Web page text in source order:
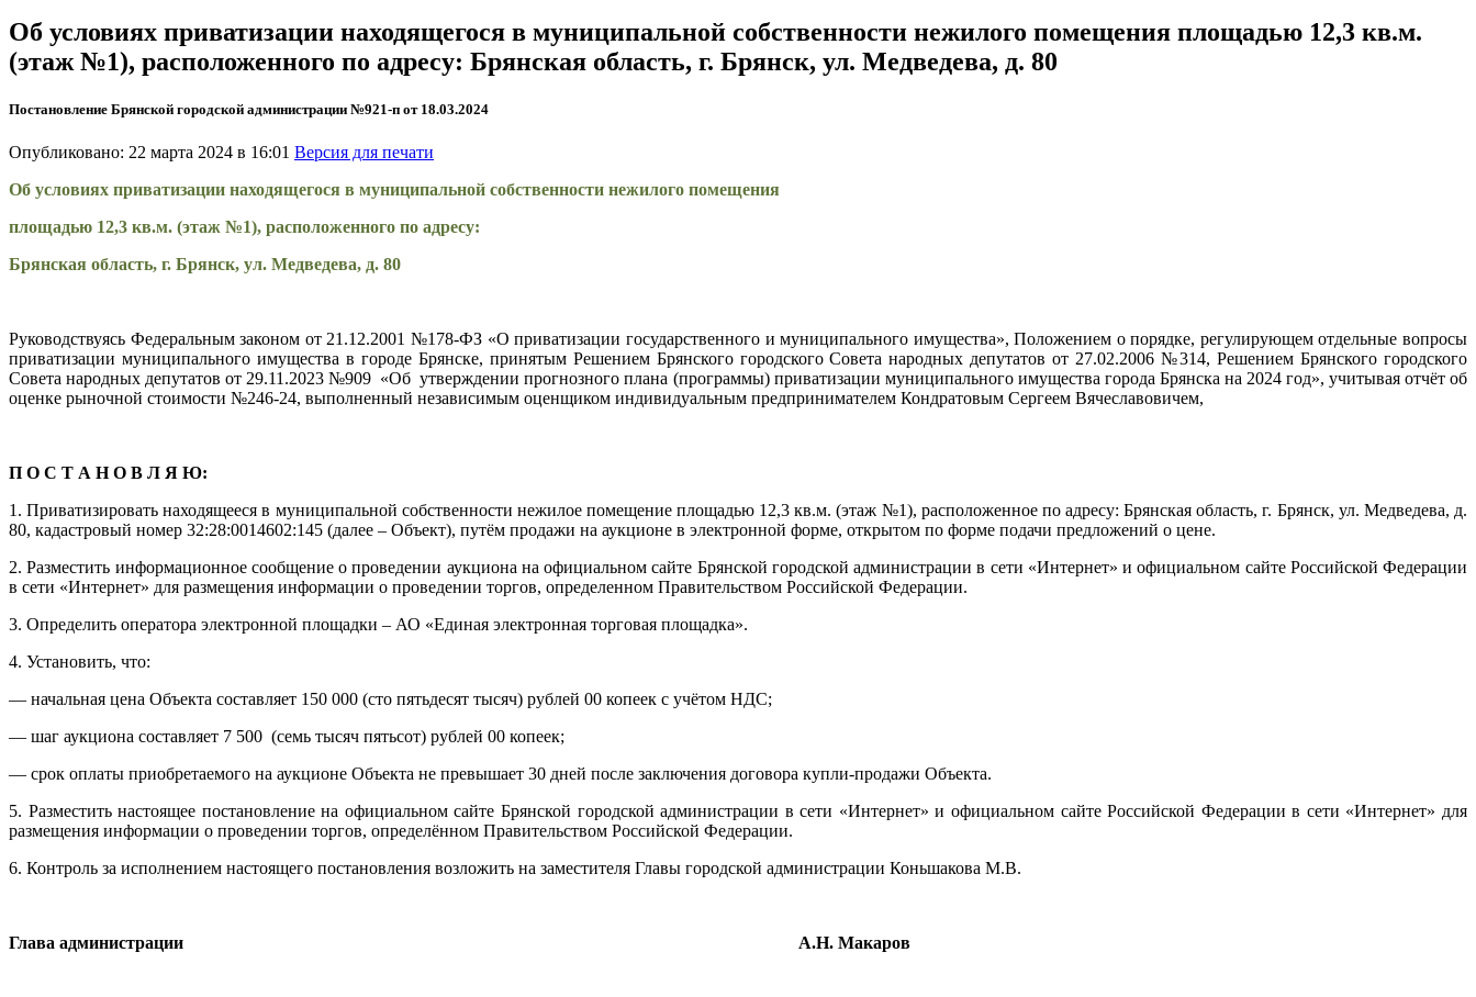
Об условиях приватизации находящегося в муниципальной собственности нежилого помещения площадью 12,3 кв.м.
(этаж №1), расположенного по адресу: Брянская область, г. Брянск, ул. Медведева, д. 80
Постановление Брянской городской администрации №921-п от 18.03.2024
Опубликовано: 22 марта 2024 в 16:01 Версия для печати
Об условиях приватизации находящегося в муниципальной собственности нежилого помещения
площадью 12,3 кв.м. (этаж №1), расположенного по адресу:
Брянская область, г. Брянск, ул. Медведева, д. 80
Руководствуясь Федеральным законом от 21.12.2001 №178-ФЗ «О приватизации государственного и муниципального имущества», Положением о порядке, регулирующем отдельные вопросы
приватизации муниципального имущества в городе Брянске, принятым Решением Брянского городского Совета народных депутатов от 27.02.2006 №314, Решением Брянского городского
Совета народных депутатов от 29.11.2023 №909 «Об утверждении прогнозного плана (программы) приватизации муниципального имущества города Брянска на 2024 год», учитывая отчёт об
оценке рыночной стоимости №246-24, выполненный независимым оценщиком индивидуальным предпринимателем Кондратовым Сергеем Вячеславовичем,
П О С Т А Н О В Л Я Ю:
1. Приватизировать находящееся в муниципальной собственности нежилое помещение площадью 12,3 кв.м. (этаж №1), расположенное по адресу: Брянская область, г. Брянск, ул. Медведева, д.
80, кадастровый номер 32:28:0014602:145 (далее – Объект), путём продажи на аукционе в электронной форме, открытом по форме подачи предложений о цене.
2. Разместить информационное сообщение о проведении аукциона на официальном сайте Брянской городской администрации в сети «Интернет» и официальном сайте Российской Федерации
в сети «Интернет» для размещения информации о проведении торгов, определенном Правительством Российской Федерации.
3. Определить оператора электронной площадки – АО «Единая электронная торговая площадка».
4. Установить, что:
— начальная цена Объекта составляет 150 000 (сто пятьдесят тысяч) рублей 00 копеек с учётом НДС;
— шаг аукциона составляет 7 500 (семь тысяч пятьсот) рублей 00 копеек;
— срок оплаты приобретаемого на аукционе Объекта не превышает 30 дней после заключения договора купли-продажи Объекта.
5. Разместить настоящее постановление на официальном сайте Брянской городской администрации в сети «Интернет» и официальном сайте Российской Федерации в сети «Интернет» для
размещения информации о проведении торгов, определённом Правительством Российской Федерации.
6. Контроль за исполнением настоящего постановления возложить на заместителя Главы городской администрации Коньшакова М.В.
Глава администрации А.Н. Макаров